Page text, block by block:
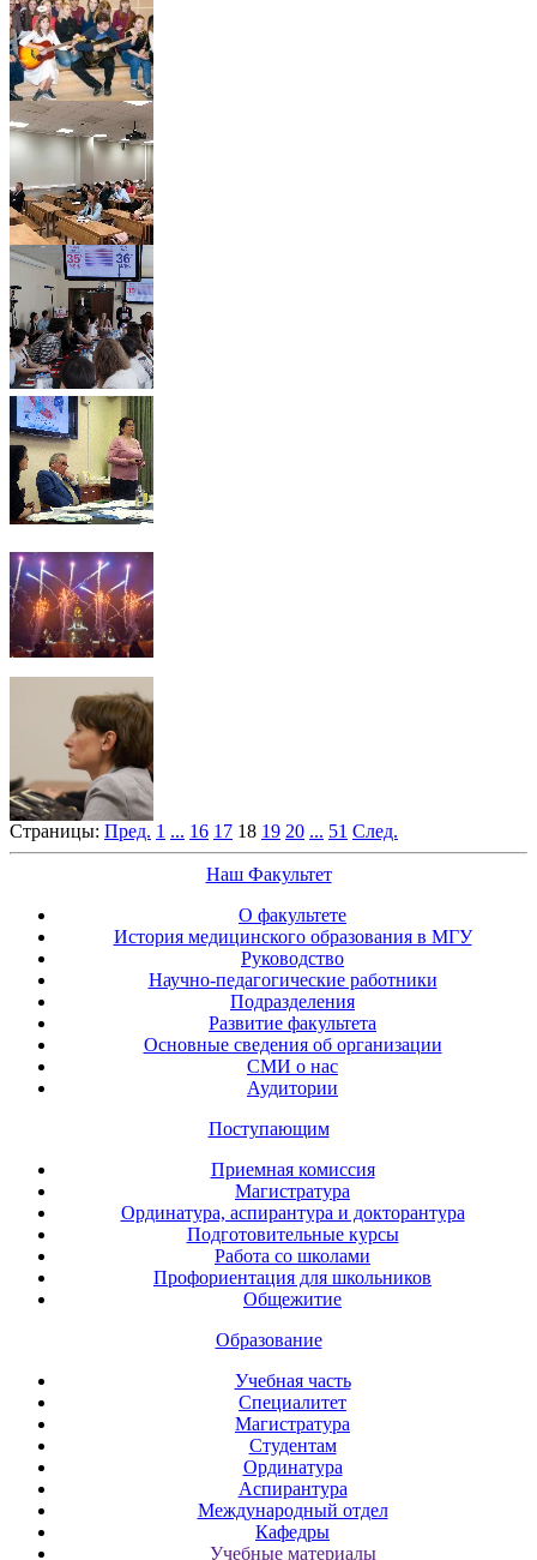
Страницы: Пред. 1 ... 16 17 18 19 20 ... 51 След.
Наш Факультет
О факультете
История медицинского образования в МГУ
Руководство
Научно-педагогические работники
Подразделения
Развитие факультета
Основные сведения об организации
СМИ о нас
Аудитории
Поступающим
Приемная комиссия
Магистратура
Ординатура, аспирантура и докторантура
Подготовительные курсы
Работа со школами
Профориентация для школьников
Общежитие
Образование
Учебная часть
Специалитет
Магистратура
Студентам
Ординатура
Аспирантура
Международный отдел
Кафедры
Учебные материалы